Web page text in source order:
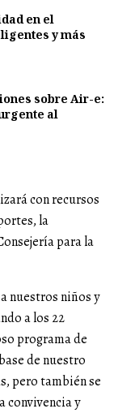
en el
y más
sobre Air-e:
al
con recursos
la
para la
nuestros niños y
a los 22
programa de
de nuestro
pero también se
convivencia y